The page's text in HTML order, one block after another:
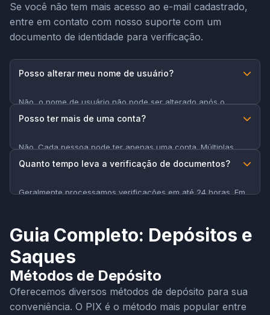
Se você não tem mais acesso ao e-mail cadastrado,
entre em contato com nosso suporte com um
documento de identidade para verificação.
Posso alterar meu nome de usuário?
Não, o nome de usuário não pode ser alterado após o
registro. Escolha com cuidado durante a criação da conta.
Posso ter mais de uma conta?
Não. Cada pessoa pode ter apenas uma conta. Múltiplas
contas resultarão em encerramento e confisco de fundos.
Quanto tempo leva a verificação de documentos?
Geralmente processamos verificações em até 24 horas. Em
Guia Completo: Depósitos e
Saques
Métodos de Depósito
Oferecemos diversos métodos de depósito para sua
conveniência. O PIX é o método mais popular entre